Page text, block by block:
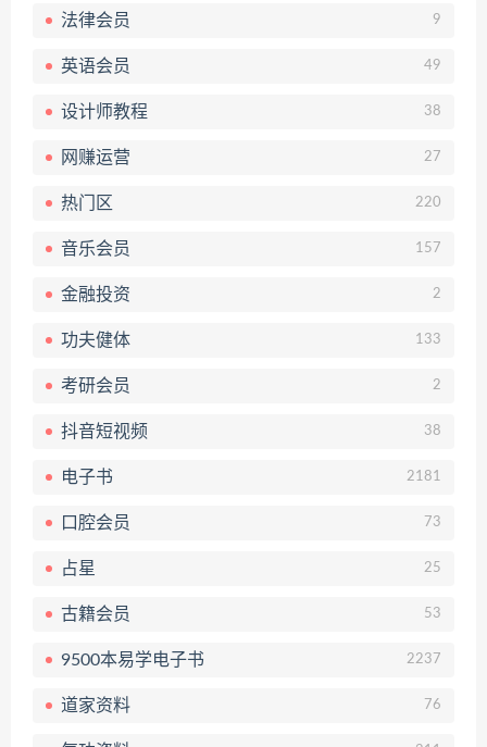
法律会员 9
英语会员 49
设计师教程 38
网赚运营 27
热门区 220
音乐会员 157
金融投资 2
功夫健体 133
考研会员 2
抖音短视频 38
电子书 2181
口腔会员 73
占星 25
古籍会员 53
9500本易学电子书 2237
道家资料 76